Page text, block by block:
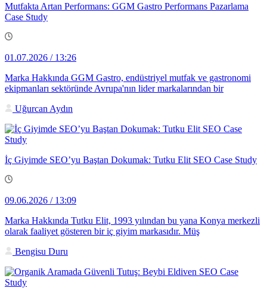
Mutfakta Artan Performans: GGM Gastro Performans Pazarlama
Case Study
01.07.2026 / 13:26
Marka Hakkında GGM Gastro, endüstriyel mutfak ve gastronomi
ekipmanları sektöründe Avrupa'nın lider markalarından bir
Uğurcan Aydın
İç Giyimde SEO’yu Baştan Dokumak: Tutku Elit SEO Case Study
09.06.2026 / 13:09
Marka Hakkında Tutku Elit, 1993 yılından bu yana Konya merkezli
olarak faaliyet gösteren bir iç giyim markasıdır. Müş
Bengisu Duru